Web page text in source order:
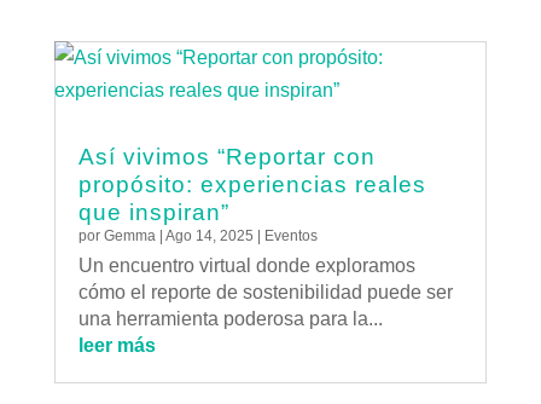
Así vivimos “Reportar con
propósito: experiencias reales
que inspiran”
por Gemma| Ago 14, 2025 Eventos
Un encuentro virtual donde exploramos
cómo el reporte de sostenibilidad puede ser
una herramienta poderosa para la...
leer más